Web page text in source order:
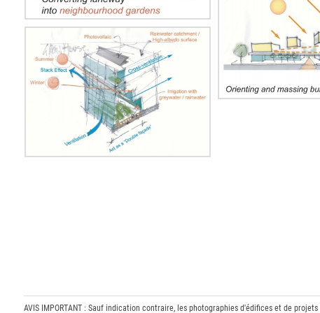
AVIS IMPORTANT : Sauf indication contraire, les photographies d'édifices et de